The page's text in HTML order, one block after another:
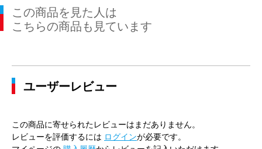
この商品を見た人は
こちらの商品も見ています
ユーザーレビュー
この商品に寄せられたレビューはまだありません。
レビューを評価するには ログインが必要です。